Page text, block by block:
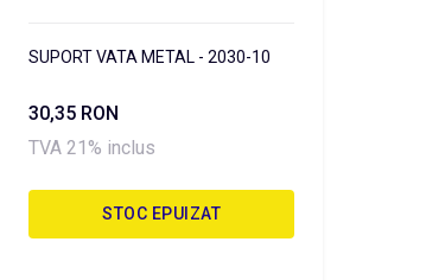
SUPORT VATA METAL - 2030-10
30,35 RON
TVA 21% inclus
STOC EPUIZAT